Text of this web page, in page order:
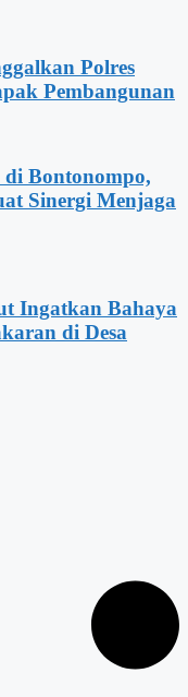
Polres
Pembangunan
Bontonompo,
Sinergi Menjaga
Ingatkan Bahaya
di Desa